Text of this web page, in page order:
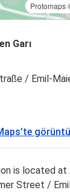
Protomaps
Garı
/ Emil-
is located at
Street /